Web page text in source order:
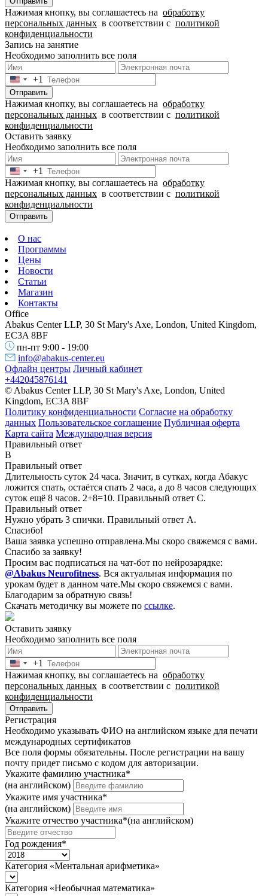
+1
Нажимая кнопку, вы соглашаетесь на обработку
персональных данных в соответствии с политикой
конфиденциальности
Запись на занятие
Необходимо заполнить все поля
United
States
+1
+1
Отправить
Нажимая кнопку, вы соглашаетесь на обработку
персональных данных в соответствии с политикой
конфиденциальности
Оставить заявку
Необходимо заполнить все поля
United
States
+1
+1
Нажимая кнопку, вы соглашаетесь на обработку
персональных данных в соответствии с политикой
конфиденциальности
Отправить
О нас
Программы
Цены
Новости
Статьи
Магазин
Контакты
Office
Abakus Center LLP, 30 St Mary's Axe, London, United Kingdom,
EC3A 8BF
пн-пт 9:00 - 19:00
info@abakus-center.eu
Офлайн центры Личный кабинет
+442045876141
© Abakus Center LLP, 30 St Mary's Axe, London, United
Kingdom, EC3A 8BF
Политику конфиденциальности Согласие на обработку
данных Пользовательское соглашение Публичная оферта
Карта сайта Международная версия
Правильный ответ
B
Правильный ответ
Длительность суток 24 часа. Значит, в сутках, когда Абакус
ложится спать, остаётся спать 2 часа, а до 8 часов следующих
суток ещё 8 часов. 2+8=10. Правильный ответ С.
Правильный ответ
Нужно убрать 3 спички. Правильный ответ А.
Спасибо!
Ваша заявка успешно отправлена.Мы скоро свяжемся с вами.
Спасибо за заявку!
Просим вас подписаться на чат-бот по нейрозарядке:
@Abakus Neurofitness. Вся актуальная информация по
урокам будет в данном чате.Мы скоро свяжемся с вами.
Благодарим за обратную связь!
Скачать методичку вы можете по ссылке.
Оставить заявку
Необходимо заполнить все поля
United
States
+1
+1
Нажимая кнопку, вы соглашаетесь на обработку
персональных данных в соответствии с политикой
конфиденциальности
Отправить
Регистрация
Необходимо указывать ФИО на английском языке для печати
международных сертификатов
Все поля формы обязательны. После регистрации на вашу
почту придет письмо c кодом для авторизации.
Укажите фамилию участника*
(на английском)
Укажите имя участника*
(на английском)
Укажите отчество участника*(на английском)
Год рождения*
Категория «Ментальная арифметика»
Категория «Необычная математика»